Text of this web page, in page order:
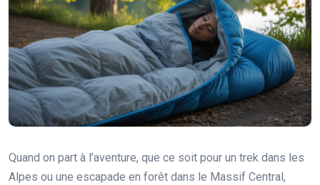
Quand on part à l’aventure, que ce soit pour un trek dans les
Alpes ou une escapade en forêt dans le Massif Central,